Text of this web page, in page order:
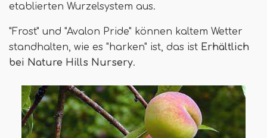
etablierten Wurzelsystem aus.
"Frost" und "Avalon Pride" können kaltem Wetter
standhalten, wie es "harken" ist, das ist Erhältlich
bei Nature Hills Nursery.